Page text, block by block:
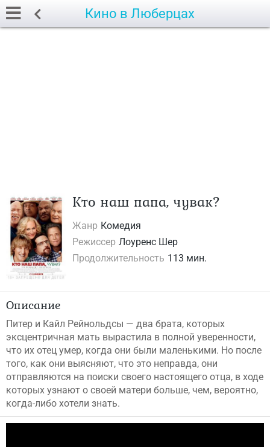
Кино в Люберцах
Кто наш папа, чувак?
Жанр Комедия
Режиcсер Лоуренс Шер
Продолжительность 113 мин.
Описание
Питер и Кайл Рейнольдсы — два брата, которых
эксцентричная мать вырастила в полной уверенности,
что их отец умер, когда они были маленькими. Но после
того, как они выясняют, что это неправда, они
отправляются на поиски своего настоящего отца, в ходе
которых узнают о своей матери больше, чем, вероятно,
когда-либо хотели знать.